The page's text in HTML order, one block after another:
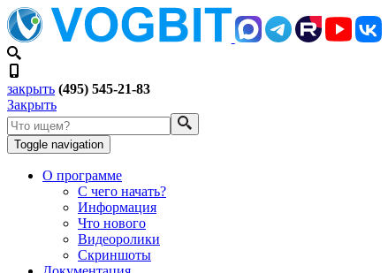
закрыть (495) 545-21-83
Закрыть
Toggle navigation
О программе
С чего начать?
Информация
Что нового
Видеоролики
Скриншоты